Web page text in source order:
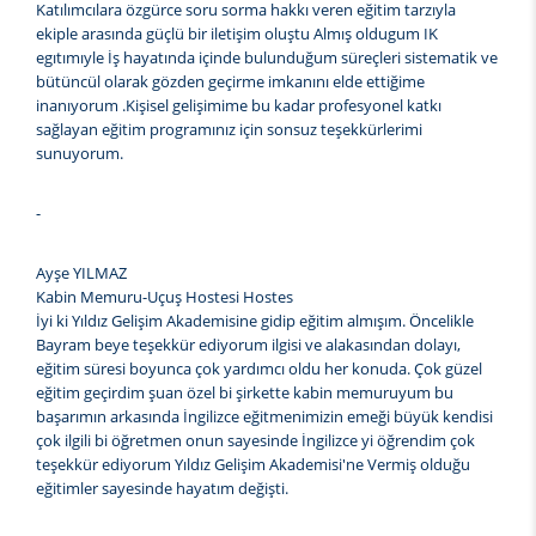
Katılımcılara özgürce soru sorma hakkı veren eğitim tarzıyla
ekiple arasında güçlü bir iletişim oluştu Almış oldugum IK
egıtımıyle İş hayatında içinde bulunduğum süreçleri sistematik ve
bütüncül olarak gözden geçirme imkanını elde ettiğime
inanıyorum .Kişisel gelişimime bu kadar profesyonel katkı
sağlayan eğitim programınız için sonsuz teşekkürlerimi
sunuyorum.
-
Ayşe YILMAZ
Kabin Memuru-Uçuş Hostesi Hostes
İyi ki Yıldız Gelişim Akademisine gidip eğitim almışım. Öncelikle
Bayram beye teşekkür ediyorum ilgisi ve alakasından dolayı,
eğitim süresi boyunca çok yardımcı oldu her konuda. Çok güzel
eğitim geçirdim şuan özel bi şirkette kabin memuruyum bu
başarımın arkasında İngilizce eğitmenimizin emeği büyük kendisi
çok ilgili bi öğretmen onun sayesinde İngilizce yi öğrendim çok
teşekkür ediyorum Yıldız Gelişim Akademisi'ne Vermiş olduğu
eğitimler sayesinde hayatım değişti.